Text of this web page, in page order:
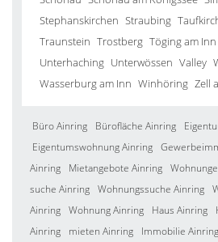
Stephanskirchen Straubing
Traunstein Trostberg Töging am Inn
Unterhaching Unterwössen Valley
Wasserburg am Inn Winhöring Zell
Büro Ainring Bürofläche Ainring
Eigentumswohnung Ainring
Ainring
Mietangebote Ainring
suche Ainring Wohnungssuche Ainring
Ainring Wohnung Ainring Haus Ainring
Ainring
mieten Ainring Immobilie Ainring